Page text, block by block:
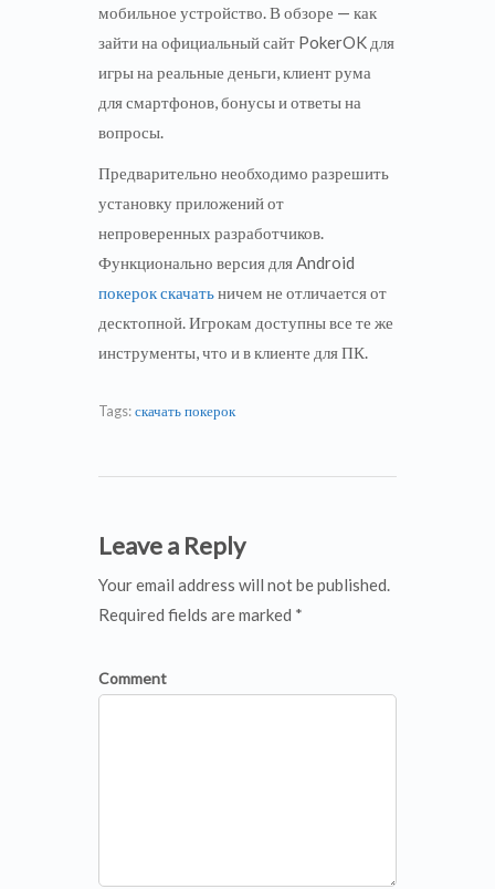
мобильное устройство. В обзоре — как
зайти на официальный сайт PokerOK для
игры на реальные деньги, клиент рума
для смартфонов, бонусы и ответы на
вопросы.
Предварительно необходимо разрешить
установку приложений от
непроверенных разработчиков.
Функционально версия для Android
покерок скачатьничем не отличается от
десктопной. Игрокам доступны все те же
инструменты, что и в клиенте для ПК.
Tags:скачать покерок
Leave a Reply
Your email address will not be published.
Required fields are marked *
Comment